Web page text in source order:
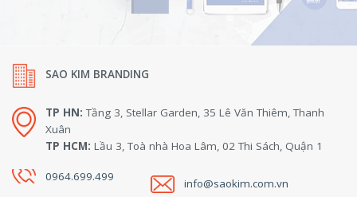
SAO KIM BRANDING
TP HN: Tầng 3, Stellar Garden, 35 Lê Văn Thiêm, Thanh
Xuân
TP HCM: Lầu 3, Toà nhà Hoa Lâm, 02 Thi Sách, Quận 1
0964.699.499 info@saokim.com.vn